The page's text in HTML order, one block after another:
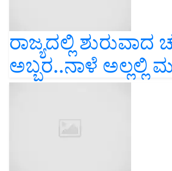
ರಾಜ್ಯದಲ್ಲಿ ಶುರುವಾದ
ಅಬ್ಬರ..ನಾಳೆ ಅಲ್ಲಲ್ಲಿ